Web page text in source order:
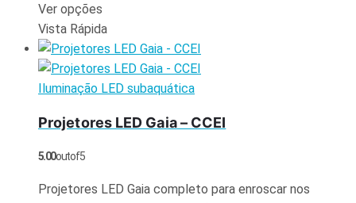
Ver opções
Vista Rápida
Iluminação LED subaquática
Projetores LED Gaia – CCEI
5.00out of 5
Projetores LED Gaia completo para enroscar nos